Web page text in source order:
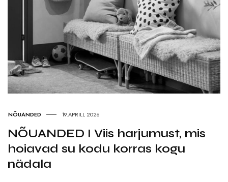
NÕUANDED 19.APRILL 2026
NÕUANDED I Viis harjumust, mis
hoiavad su kodu korras kogu
nädala